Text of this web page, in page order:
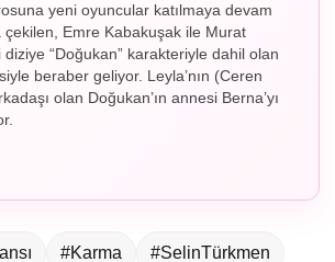
yeni oyuncular katılmaya devam
çekilen, Emre Kabakuşak ile Murat
“Doğukan” karakteriyle dahil olan
beraber geliyor. Leyla’nın (Ceren
olan Doğukan’ın annesi Berna’yı
#Karma #SelinTürkmen